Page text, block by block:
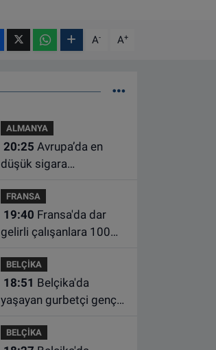
A- A+
ALMANYA
20:25
düşük sigara
Belçika’da olduğu
açıklandı
FRANSA
19:40
gelirli çalışanlara 100
süre uzatıldı
BELÇİKA
18:51
yaşayan gurbetçi genç
kazada hayatını kaybetti
BELÇİKA